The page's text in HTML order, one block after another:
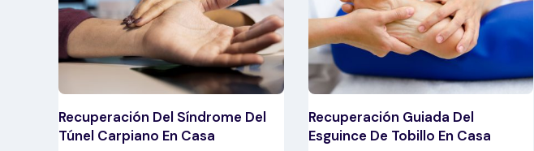
Recuperación Del Síndrome Del
Túnel Carpiano En Casa
Recuperación Guiada Del
Esguince De Tobillo En Casa